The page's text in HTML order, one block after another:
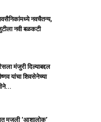
नवचैतन्य,
नवी बळकटी
मंजुरी दिल्याबद्दल
यांचा शिवसेनेच्या
मजली ‘आशालोक’